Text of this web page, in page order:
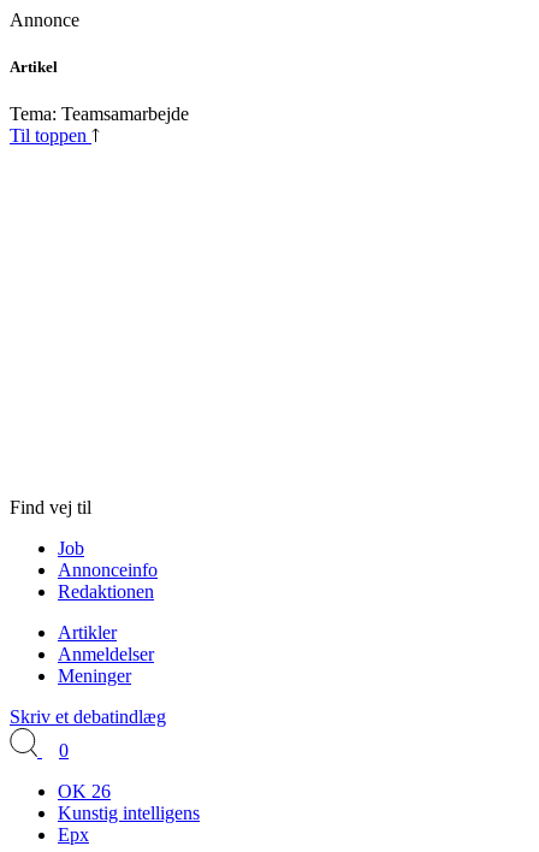
Annonce
Skip
content
Artikel
Tema: Teamsamarbejde
Til toppen
Find vej til
Job
Annonceinfo
Redaktionen
Artikler
Anmeldelser
Meninger
Skriv et debatindlæg
0
OK 26
Kunstig intelligens
Epx